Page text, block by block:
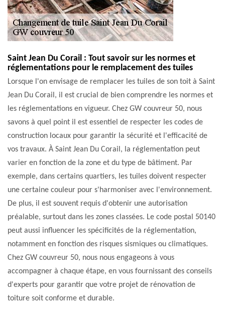
Saint Jean Du Corail : Tout savoir sur les normes et
réglementations pour le remplacement des tuiles
Lorsque l'on envisage de remplacer les tuiles de son toit à Saint
Jean Du Corail, il est crucial de bien comprendre les normes et
les réglementations en vigueur. Chez GW couvreur 50, nous
savons à quel point il est essentiel de respecter les codes de
construction locaux pour garantir la sécurité et l'efficacité de
vos travaux. À Saint Jean Du Corail, la réglementation peut
varier en fonction de la zone et du type de bâtiment. Par
exemple, dans certains quartiers, les tuiles doivent respecter
une certaine couleur pour s'harmoniser avec l'environnement.
De plus, il est souvent requis d'obtenir une autorisation
préalable, surtout dans les zones classées. Le code postal 50140
peut aussi influencer les spécificités de la réglementation,
notamment en fonction des risques sismiques ou climatiques.
Chez GW couvreur 50, nous nous engageons à vous
accompagner à chaque étape, en vous fournissant des conseils
d'experts pour garantir que votre projet de rénovation de
toiture soit conforme et durable.